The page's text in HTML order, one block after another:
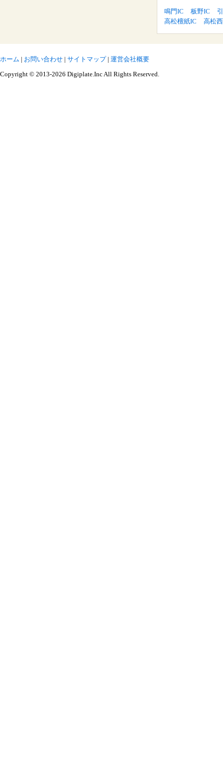
鳴門IC 板野IC
高松檀紙IC
高松
ホーム | お問い合わせ | サイトマップ| 運営会社概要
Copyright © 2013-2026 Digiplate.Inc All Rights Reserved.